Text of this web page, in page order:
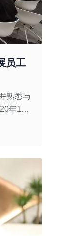
员工
熟悉与
年11
，宣传